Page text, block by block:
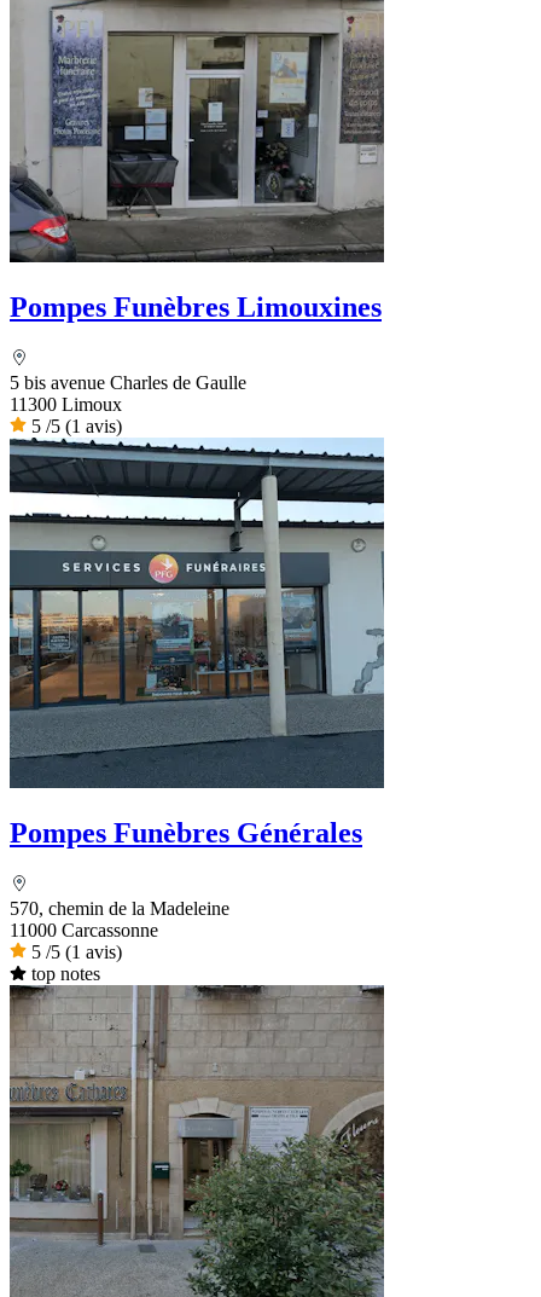
Pompes Funèbres Limouxines
5 bis avenue Charles de Gaulle
11300 Limoux
5 /5 (1 avis)
Pompes Funèbres Générales
570, chemin de la Madeleine
11000 Carcassonne
5 /5 (1 avis)
top notes